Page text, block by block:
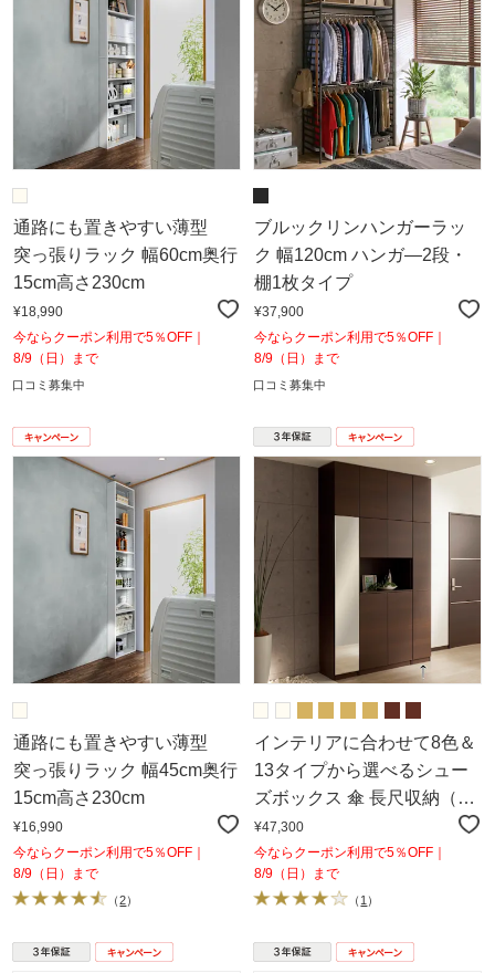
通路にも置きやすい薄型
突っ張りラック 幅60cm奥行
15cm高さ230cm
¥18,990
今ならクーポン利用で5％OFF｜
8/9（日）まで
口コミ募集中
ブルックリンハンガーラッ
ク 幅120cm ハンガ―2段・
棚1枚タイプ
¥37,900
今ならクーポン利用で5％OFF｜
8/9（日）まで
口コミ募集中
通路にも置きやすい薄型
突っ張りラック 幅45cm奥行
15cm高さ230cm
¥16,990
今ならクーポン利用で5％OFF｜
8/9（日）まで
（2）
インテリアに合わせて8色＆
13タイプから選べるシュー
ズボックス 傘 長尺収納（右
開き） 幅30高さ180.5cm
¥47,300
今ならクーポン利用で5％OFF｜
8/9（日）まで
（ 1 ）